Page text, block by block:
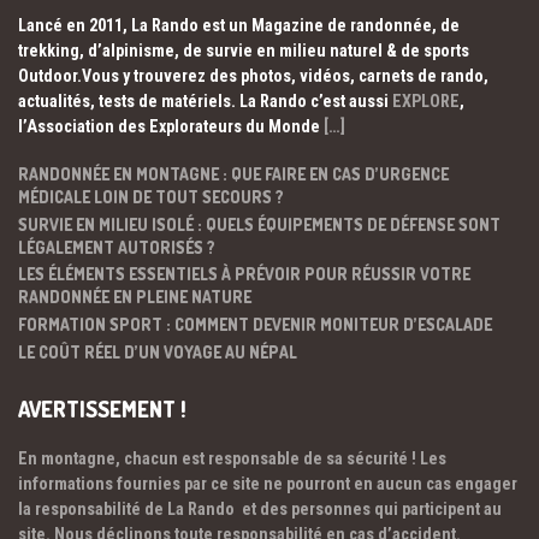
Lancé en 2011, La Rando est un Magazine de randonnée, de
trekking, d’alpinisme, de survie en milieu naturel & de sports
Outdoor.Vous y trouverez des photos, vidéos, carnets de rando,
actualités, tests de matériels. La Rando c’est aussi EXPLORE,
l’Association des Explorateurs du Monde […]
RANDONNÉE EN MONTAGNE : QUE FAIRE EN CAS D’URGENCE
MÉDICALE LOIN DE TOUT SECOURS ?
SURVIE EN MILIEU ISOLÉ : QUELS ÉQUIPEMENTS DE DÉFENSE SONT
LÉGALEMENT AUTORISÉS ?
LES ÉLÉMENTS ESSENTIELS À PRÉVOIR POUR RÉUSSIR VOTRE
RANDONNÉE EN PLEINE NATURE
FORMATION SPORT : COMMENT DEVENIR MONITEUR D’ESCALADE
LE COÛT RÉEL D’UN VOYAGE AU NÉPAL
AVERTISSEMENT !
En montagne, chacun est responsable de sa sécurité ! Les
informations fournies par ce site ne pourront en aucun cas engager
la responsabilité de La Rando et des personnes qui participent au
site. Nous déclinons toute responsabilité en cas d’accident.